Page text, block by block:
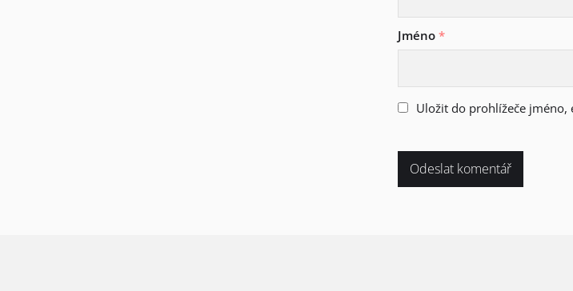
Jméno *
Uložit do prohlížeče